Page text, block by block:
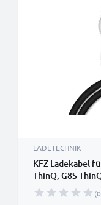
LADETECHNIK
KFZ Ladekabel
ThinQ, G8S
V20, V30, V40